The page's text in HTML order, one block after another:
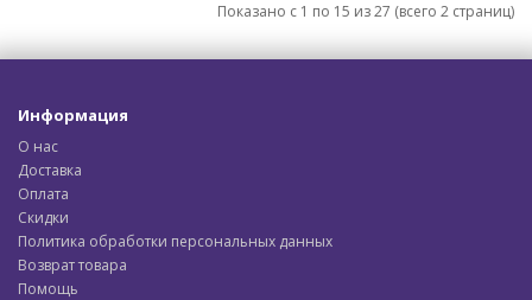
Показано с 1 по 15 из 27 (всего 2 страниц)
Информация
О нас
Доставка
Оплата
Скидки
Политика обработки персональных данных
Возврат товара
Помощь